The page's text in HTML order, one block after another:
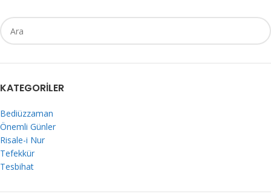
KATEGORILER
Bediüzzaman
Önemli Günler
Risale-i Nur
Tefekkür
Tesbihat